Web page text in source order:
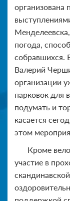
организована
погода,
собравшихся.
Валерий
организации
парковок для
подумать и
касается
этом
Кроме
участие в